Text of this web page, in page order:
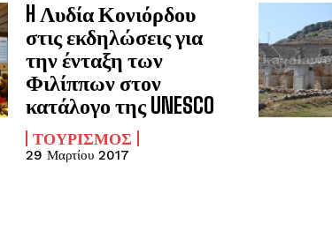
H Λυδία Κονιόρδου
στις εκδηλώσεις για
την ένταξη των
Φιλίππων στον
κατάλογο της UNESCO
ΤΟΥΡΙΣΜΌΣ
29 Μαρτίου 2017